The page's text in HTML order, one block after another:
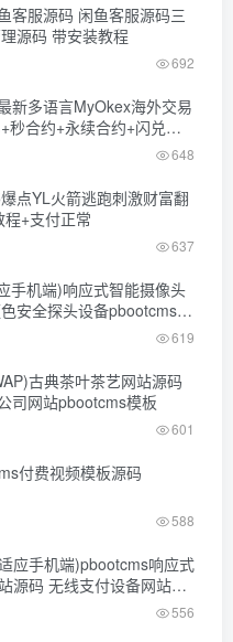
客服源码 闲鱼客服源码三
源码 带安装教程
692
新多语言MyOkex海外交易
秒合约+永续合约+闪兑
购+后端php
648
爆点YL火箭逃跑刺激财富翻
+支付正常
637
手机端)响应式智能摄像头
安全探头设备pbootcms网
619
古典茶叶茶艺网站源码
司网站pbootcms模板
601
付费视频模板源码
588
应手机端)pbootcms响应式
源码 无线支付设备网站模
556